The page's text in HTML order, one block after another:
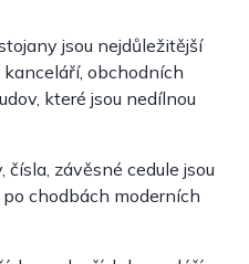
jsou nejdůležitější
obchodních
které jsou nedílnou
závěsné cedule jsou
chodbách moderních